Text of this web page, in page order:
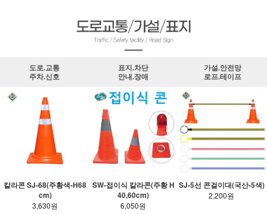
도로.교통
주차.신호
표지.차단
안내.장애
가설.안전망
로프.테이프
칼라콘 SJ-68(주황색-H68
cm)
3,630원
SW-접이식 칼라콘(주황 H
40,60cm)
6,050원
SJ-5선 콘걸이대(국산-5색)
2,200원